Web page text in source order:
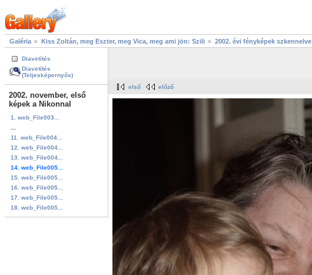
Galéria Kiss Zoltán, meg Eszter, meg Vica, meg ami jön: Szili 2002. évi fényképek szkennelve
Diavetítés
Diavetítés
(Teljesképernyős)
2002. november, első
képek a Nikonnal
1. web_File003...
11. web_File004...
12. web_File004...
13. web_File004...
14. web_File005...
15. web_File005...
16. web_File005...
17. web_File005...
18. web_File005...
első előző